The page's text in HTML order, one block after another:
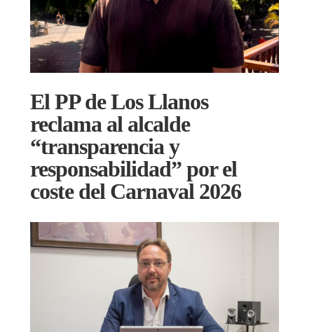
El PP de Los Llanos
reclama al alcalde
“transparencia y
responsabilidad” por el
coste del Carnaval 2026